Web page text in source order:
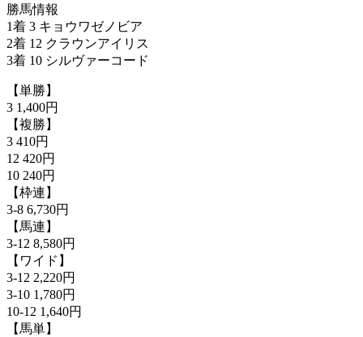
勝馬情報
1着 3 キョウワゼノビア
2着 12 クラウンアイリス
3着 10 シルヴァーコード
【単勝】
3 1,400円
【複勝】
3 410円
12 420円
10 240円
【枠連】
3-8 6,730円
【馬連】
3-12 8,580円
【ワイド】
3-12 2,220円
3-10 1,780円
10-12 1,640円
【馬単】